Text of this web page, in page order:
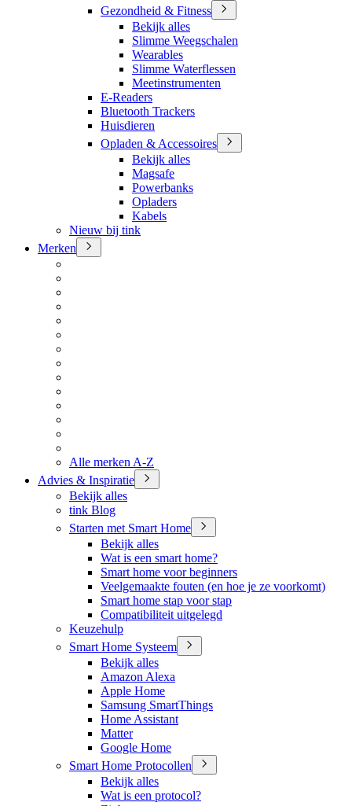
Gezondheid & Fitness
Bekijk alles
Slimme Weegschalen
Wearables
Slimme Waterflessen
Meetinstrumenten
E-Readers
Bluetooth Trackers
Huisdieren
Opladen & Accessoires
Bekijk alles
Magsafe
Powerbanks
Opladers
Kabels
Nieuw bij tink
Merken
Alle merken A-Z
Advies & Inspiratie
Bekijk alles
tink Blog
Starten met Smart Home
Bekijk alles
Wat is een smart home?
Smart home voor beginners
Veelgemaakte fouten (en hoe je ze voorkomt)
Smart home stap voor stap
Compatibiliteit uitgelegd
Keuzehulp
Smart Home Systeem
Bekijk alles
Amazon Alexa
Apple Home
Samsung SmartThings
Home Assistant
Matter
Google Home
Smart Home Protocollen
Bekijk alles
Wat is een protocol?